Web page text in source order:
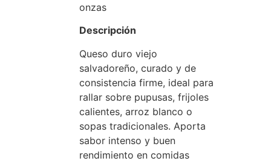
onzas
Descripción
Queso duro viejo
salvadoreño, curado y de
consistencia firme, ideal para
rallar sobre pupusas, frijoles
calientes, arroz blanco o
sopas tradicionales. Aporta
sabor intenso y buen
rendimiento en comidas